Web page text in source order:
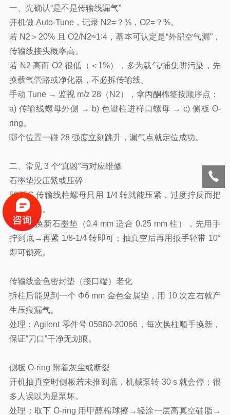
一、先确认“是不是传输线漏气”
开机做 Auto-Tune，记录 N2=？%，O2=？%。
若 N2＞20% 且 O2/N2≈1∶4，基本可认定是“外部空气漏”，
传输线接头概率高。
若 N2 高而 O2 很低（＜1%），多为载气/捕集阱污染，先
换载气管路或净化器，不必拆传输线。
手动 Tune → 监视 m/z 28（N2），拿丙酮棉签按顺序点：
a) 传输线螺母外侧 → b) 色谱柱进样口螺母 → c) 侧板 O-
ring。
哪个位置一碰 28 强度立刻跳升，漏气点就定位成功。
二、常见 3 个“真凶”与对应维修
石墨垫没压紧或压碎
5975C 传输线柱螺母只用 1/4 转就能压紧，过度拧反而把
垫片挤裂。
处理：换新石墨垫（0.4 mm 适合 0.25 mm 柱），先用手
拧到底→再紧 1/8-1/4 转即可；抽真空后再用扳手轻带 10°
即可锁死。
传输线金色密封垫（接口端）老化
拆柱后能见到一个 Φ6 mm 金色金属垫，用 10 次左右就产
生压痕漏气。
处理：Agilent 零件号 05980-20066，每次换柱顺手换新，
保证“刀口”干净无划痕。
侧板 O-ring 附着灰尘或断裂
开机抽真空时侧板若未推到底，机械泵转 30 s 就会停；很
多人误以为是泵坏。
处理：取下 O-ring 用甲醇棉球擦→轻涂一层高真空硅脂→